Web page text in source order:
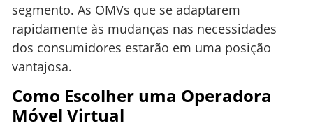
segmento. As OMVs que se adaptarem
rapidamente às mudanças nas necessidades
dos consumidores estarão em uma posição
vantajosa.
Como Escolher uma Operadora
Móvel Virtual